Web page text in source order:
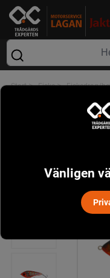
Start> Fiske> Fiskedrag/
Vänligen